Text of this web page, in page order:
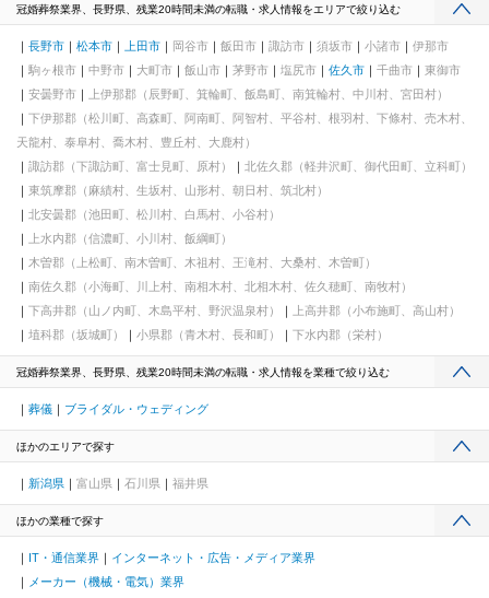
冠婚葬祭業界、長野県、残業20時間未満の転職・求人情報をエリアで絞り込む
長野市 松本市 上田市 岡谷市 飯田市 諏訪市 須坂市 小諸市
伊那市
駒ヶ根市
中野市 大町市 飯山市 茅野市 塩尻市 佐久市 千曲市
東御市
安曇野市
上伊那郡（辰野町、箕輪町、飯島町、南箕輪村、中川村、宮田村）
下伊那郡（松川町、高森町、阿南町、阿智村、平谷村、根羽村、下條村、売木村、
天龍村、泰阜村、喬木村、豊丘村、大鹿村）
諏訪郡（下諏訪町、富士見町、原村）
北佐久郡（軽井沢町、御代田町、立科町）
東筑摩郡（麻績村、生坂村、山形村、朝日村、筑北村）
北安曇郡（池田町、松川村、白馬村、小谷村）
上水内郡（信濃町、小川村、飯綱町）
木曽郡（上松町、南木曽町、木祖村、王滝村、大桑村、木曽町）
南佐久郡（小海町、川上村、南相木村、北相木村、佐久穂町、南牧村）
下高井郡（山ノ内町、木島平村、野沢温泉村）
上高井郡（小布施町、高山村）
埴科郡（坂城町）
小県郡（青木村、長和町） 下水内郡（栄村）
冠婚葬祭業界、長野県、残業20時間未満の転職・求人情報を業種で絞り込む
葬儀 ブライダル・ウェディング
ほかのエリアで探す
新潟県 富山県 石川県 福井県
ほかの業種で探す
IT・通信業界
インターネット・広告・メディア業界
メーカー（機械・電気）業界